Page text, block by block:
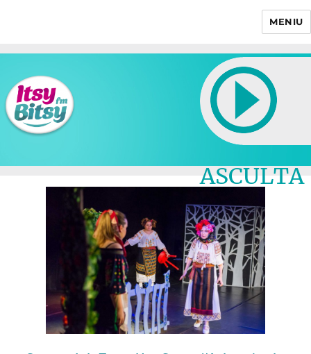
MENIU
ASCULTA
LIVE